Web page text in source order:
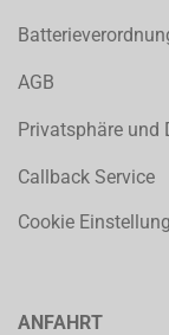
AGB
Privatsphäre und
Callback Service
Cookie
ANFAHRT